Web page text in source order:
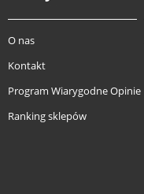
O nas
Kontakt
Program Wiarygodne Opinie
Ranking sklepów